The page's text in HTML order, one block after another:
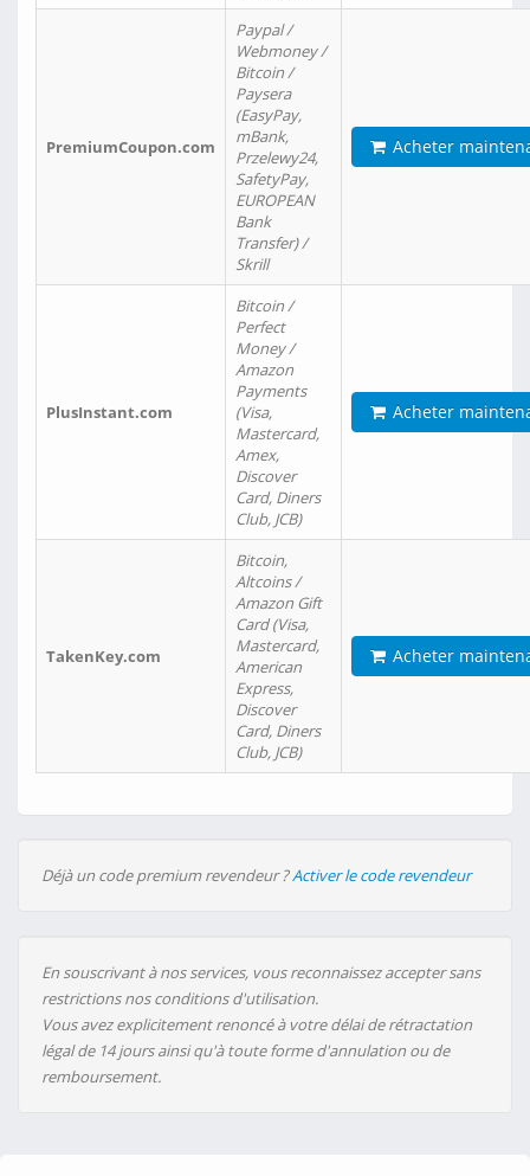
PremiumCoupon.com
Paypal /
Webmoney /
Bitcoin /
Paysera
(EasyPay,
mBank,
Przelewy24,
SafetyPay,
EUROPEAN
Bank
Transfer) /
Skrill
Acheter
PlusInstant.com
Bitcoin /
Perfect
Money /
Amazon
Payments
(Visa,
Mastercard,
Amex,
Discover
Card, Diners
Club, JCB)
Acheter
TakenKey.com
Bitcoin,
Altcoins /
Amazon Gift
Card (Visa,
Mastercard,
American
Express,
Discover
Card, Diners
Club, JCB)
Acheter
Déjà un code premium revendeur ?Activer le code revendeur
En souscrivant à nos services, vous reconnaissez accepter sans
restrictions nos conditions d'utilisation.
Vous avez explicitement renoncé à votre délai de rétractation
légal de 14 jours ainsi qu'à toute forme d'annulation ou de
remboursement.